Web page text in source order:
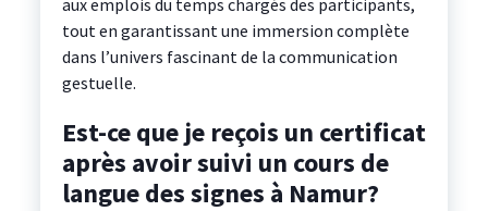
tout en garantissant une immersion complète
dans l’univers fascinant de la communication
gestuelle.
Est-ce que je reçois un certificat
après avoir suivi un cours de
langue des signes à Namur?